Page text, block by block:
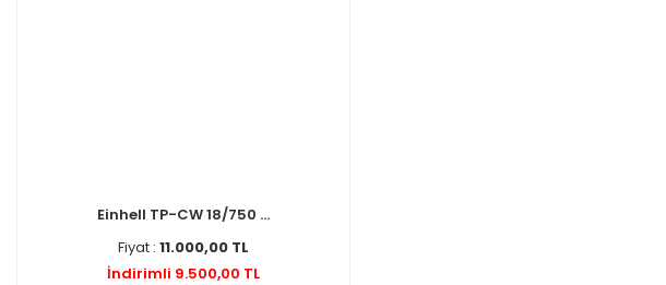
Einhell TP-CW 18/750 ...
Fiyat : 11.000,00 TL
İndirimli 9.500,00 TL